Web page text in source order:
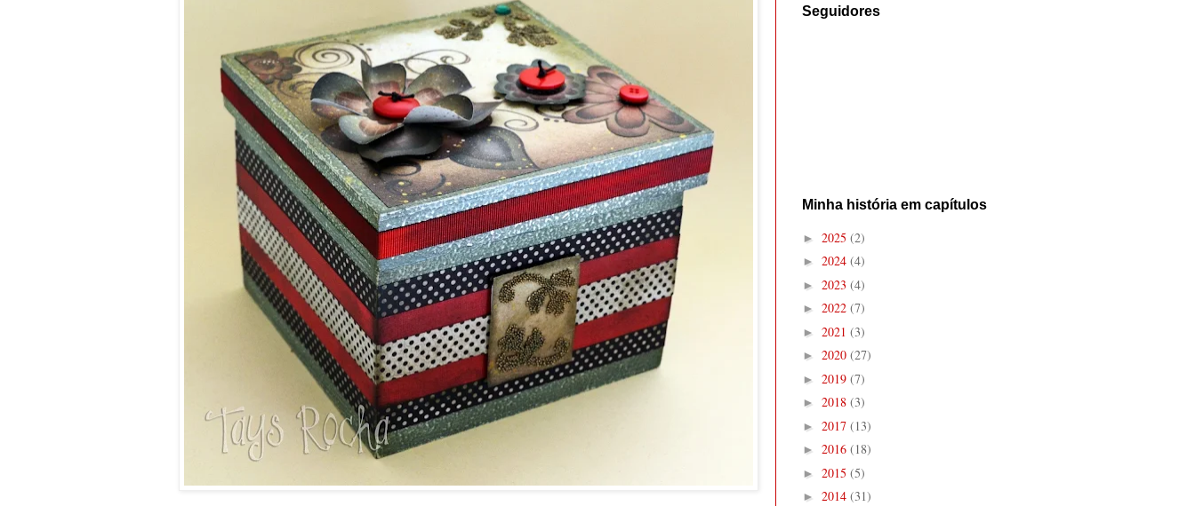
Seguidores
Minha história em capítulos
► 2025 (2)
► 2024 (4)
► 2023 (4)
► 2022 (7)
► 2021 (3)
► 2020 (27)
► 2019 (7)
► 2018 (3)
► 2017 (13)
► 2016 (18)
► 2015 (5)
► 2014 (31)